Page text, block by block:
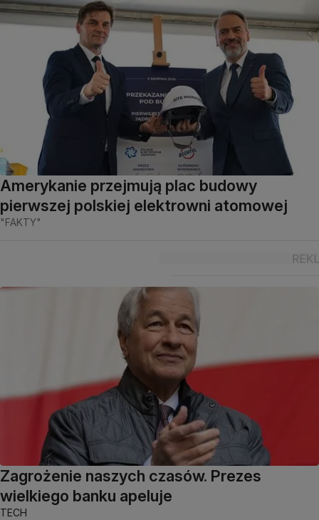
Amerykanie przejmują plac budowy
pierwszej polskiej elektrowni atomowej
"FAKTY"
Zagrożenie naszych czasów. Prezes
wielkiego banku apeluje
TECH